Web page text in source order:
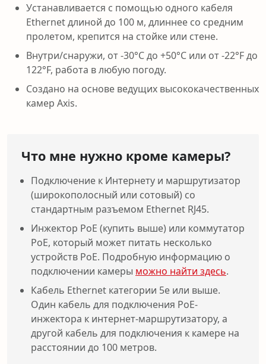
Устанавливается с помощью одного кабеля
Ethernet длиной до 100 м, длиннее со средним
пролетом, крепится на стойке или стене.
Внутри/снаружи, от -30°C до +50°C или от -22°F до
122°F, работа в любую погоду.
Создано на основе ведущих высококачественных
камер Axis.
Что мне нужно кроме камеры?
Подключение к Интернету и маршрутизатор
(широкополосный или сотовый) со
стандартным разъемом Ethernet RJ45.
Инжектор PoE (купить выше) или коммутатор
PoE, который может питать несколько
устройств PoE. Подробную информацию о
подключении камеры можно найти здесь.
Кабель Ethernet категории 5e или выше.
Один кабель для подключения PoE-
инжектора к интернет-маршрутизатору, а
другой кабель для подключения к камере на
расстоянии до 100 метров.